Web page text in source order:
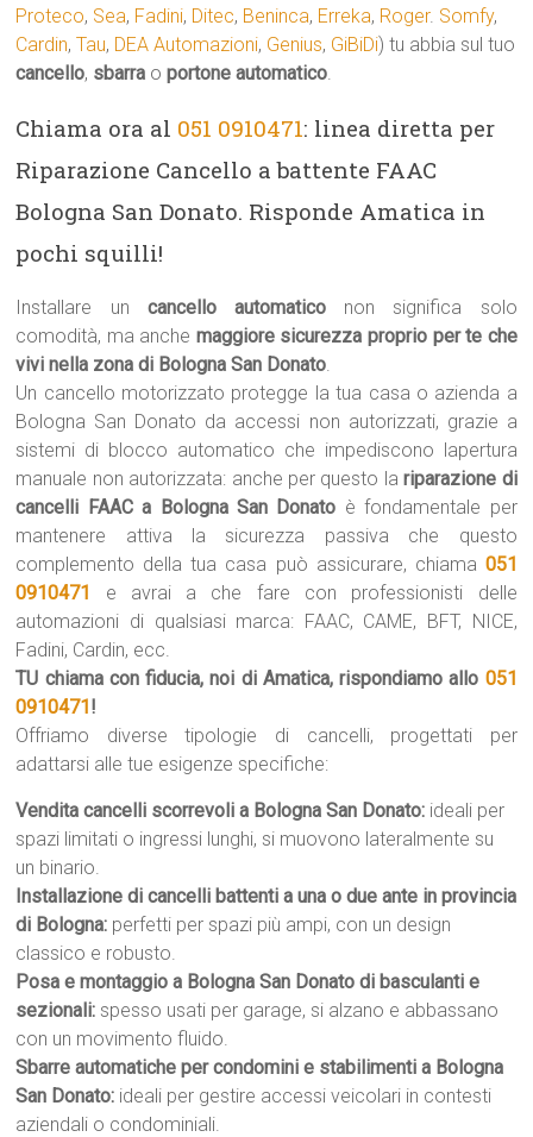
Proteco, Sea, Fadini, Ditec, Beninca, Erreka, Roger. Somfy,
Cardin,Tau, DEA Automazioni, Genius, GiBiDi) tu abbia sul tuo
cancello, sbarra oportone automatico.
Chiama ora al 051 0910471: linea diretta per
Riparazione Cancello a battente FAAC
Bologna San Donato. Risponde Amatica in
pochi squilli!
Installare un cancello automatico non significa solo
comodità, ma anche maggiore sicurezza proprio per te che
vivi nella zona di Bologna San Donato.
Un cancello motorizzato protegge la tua casa o azienda a
Bologna San Donato da accessi non autorizzati, grazie a
sistemi di blocco automatico che impediscono lapertura
manuale non autorizzata: anche per questo lariparazione di
cancelli FAAC a Bologna San Donato è fondamentale per
mantenere attiva la sicurezza passiva che questo
complemento della tua casa può assicurare, chiama 051
0910471
e avrai a che fare con professionisti delle
automazioni di qualsiasi marca: FAAC, CAME, BFT, NICE,
Fadini, Cardin, ecc.
TU chiama con fiducia, noi di Amatica, rispondiamo allo 051
0910471!
Offriamo diverse tipologie di cancelli, progettati per
adattarsi alle tue esigenze specifiche:
Vendita cancelli scorrevoli a Bologna San Donato: ideali per
spazi limitati o ingressi lunghi, si muovono lateralmente su
un binario.
Installazione di cancelli battenti a una o due ante in provincia
di Bologna: perfetti per spazi più ampi, con un design
classico e robusto.
Posa e montaggio a Bologna San Donato di basculanti e
sezionali: spesso usati per garage, si alzano e abbassano
con un movimento fluido.
Sbarre automatiche per condomini e stabilimenti a Bologna
San Donato: ideali per gestire accessi veicolari in contesti
aziendali o condominiali.